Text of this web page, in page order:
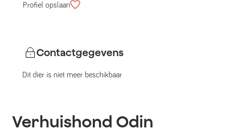
Profiel opslaan
Contactgegevens
Dit dier is niet meer beschikbaar
Verhuishond Odin